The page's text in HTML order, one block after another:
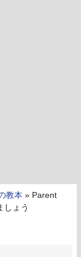
教本 » Parent
しょう